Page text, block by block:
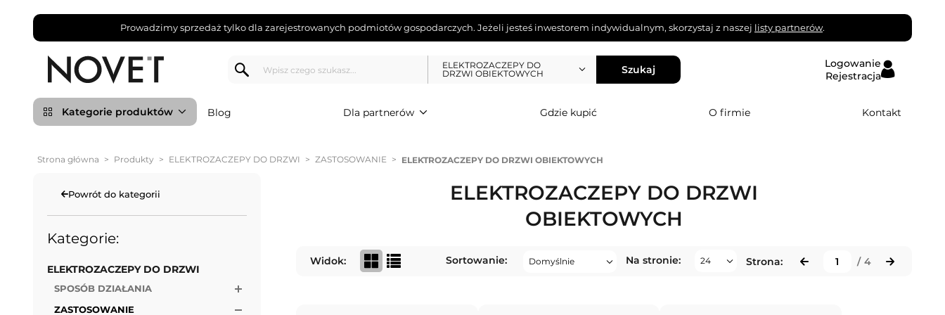
Prowadzimy sprzedaż tylko dla zarejestrowanych podmiotów gospodarczych. Jeżeli jesteś inwestorem indywidualnym, skorzystaj z naszej listy partnerów.
ELEKTROZACZEPY DO
DRZWI OBIEKTOWYCH
Szukaj
Logowanie
Rejestracja
Kategorie produktów Blog Dla partnerów Gdzie kupić O firmie Kontakt
Strona główna > Produkty > ELEKTROZACZEPY DO DRZWI > ZASTOSOWANIE > ELEKTROZACZEPY DO DRZWI OBIEKTOWYCH
Powrót do kategorii
Kategorie:
ELEKTROZACZEPY DO DRZWI
SPOSÓB DZIAŁANIA
ZASTOSOWANIE
ELEKTROZACZEPY DO DRZWI
OBIEKTOWYCH
Widok: Sortowanie: Na stronie: Strona: / 4